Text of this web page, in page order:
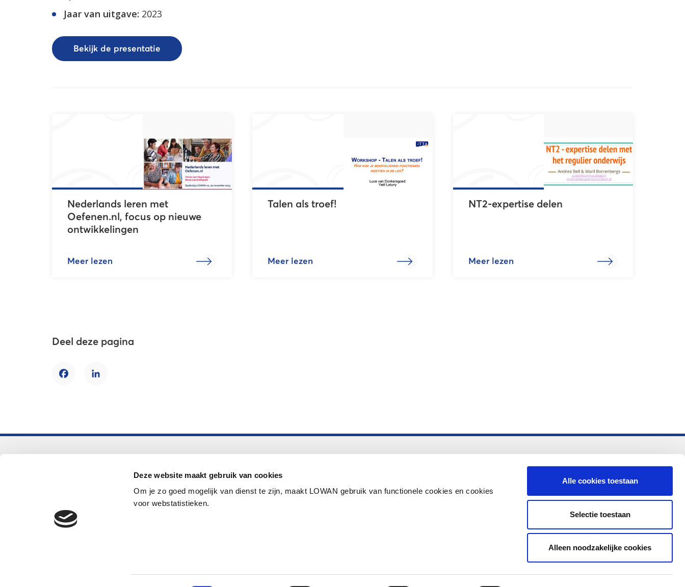
Deze website maakt gebruik van cookies
Om je zo goed mogelijk van dienst te zijn, maakt LOWAN gebruik van functionele cookies en cookies
voor webstatistieken.
Alle cookies toestaan
Selectie toestaan
Alleen noodzakelijke cookies
Jaar van uitgave: 2023
Bekijk de presentatie
Nederlands leren met
Oefenen.nl, focus op nieuwe
ontwikkelingen
Meer lezen
Talen als troef!
Meer lezen
NT2-expertise delen
Meer lezen
Deel deze pagina
FacebookLinkedIn